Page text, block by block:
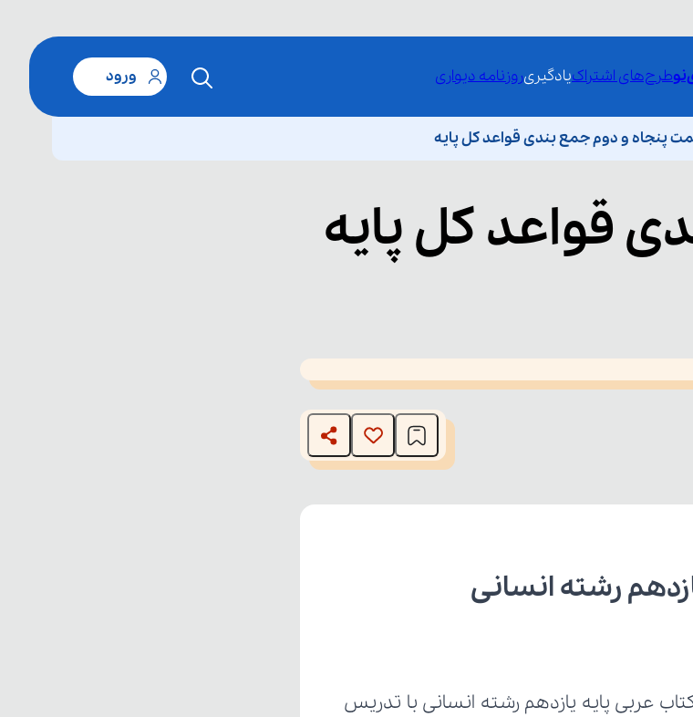
طرح‌های اشتراکیادگیریروزنامه دیواری ورود
پنجاه و دوم جمع بندی قواعد کل پایه
قواعد کل پایه